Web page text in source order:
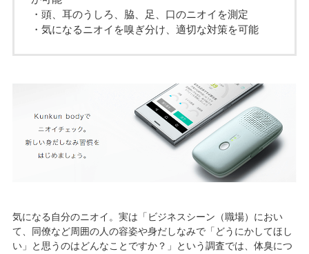
・頭、耳のうしろ、脇、足、口のニオイを測定
・気になるニオイを嗅ぎ分け、適切な対策を可能
気になる自分のニオイ。実は「ビジネスシーン（職場）におい
て、同僚など周囲の人の容姿や身だしなみで「どうにかしてほし
い」と思うのはどんなことですか？」という調査では、体臭につ